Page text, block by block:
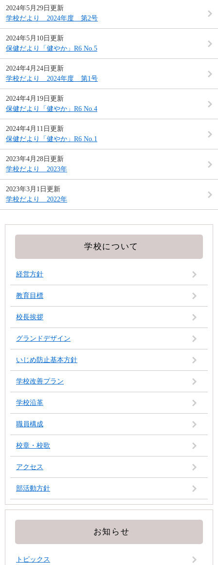
2024年5月29日更新
学校だより 2024年度 第2号
2024年5月10日更新
保健だより「健やか」R6 No.5
2024年4月24日更新
学校だより 2024年度 第1号
2024年4月19日更新
保健だより「健やか」R6 No.4
2024年4月11日更新
保健だより「健やか」R6 No.1
2023年4月28日更新
学校だより 2023年
2023年3月1日更新
学校だより 2022年
学校について
経営方針
教育目標
校長挨拶
グランドデザイン
いじめ防止基本方針
学校改善プラン
学校沿革
職員構成
校章・校歌
アクセス
部活動方針
お知らせ
トピックス